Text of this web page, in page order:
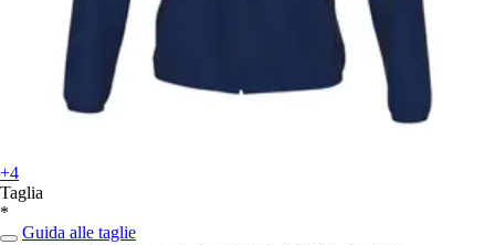
+4
Taglia
*
Guida alle taglie